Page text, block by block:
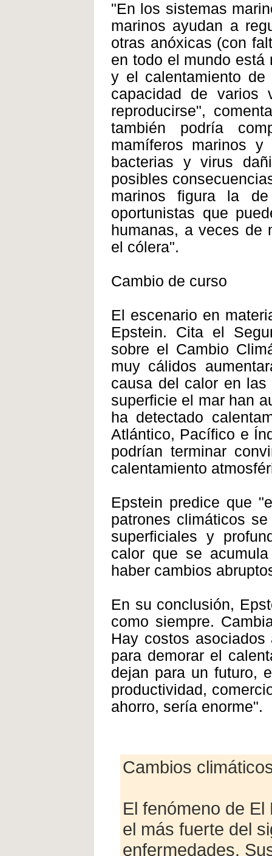
"En los sistemas
marinos ayudan a
otras anóxicas (con
en todo el mundo está
y el calentamiento
capacidad de varios
reproducirse",
también podría
mamíferos marinos
bacterias y virus
posibles
marinos figura la
oportunistas que
humanas, a veces de
el cólera".
Cambio de curso
El escenario en
Epstein. Cita el
sobre el Cambio
muy cálidos
causa del calor en las
superficie el mar han
ha detectado
Atlántico, Pacífico e
podrían terminar
calentamiento
Epstein predice que
patrones climáticos
superficiales y
calor que se
haber cambios
En su conclusión,
como siempre.
Hay costos
para demorar el
dejan para un futuro,
productividad,
ahorro, sería enorme".
Cambios
El fenómeno de
el más fuerte del
enfermedades.